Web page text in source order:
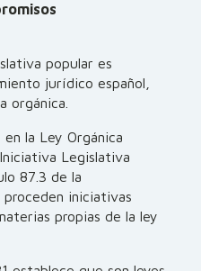
popular es
jurídico español,
orgánica.
la Ley Orgánica
Legislativa
87.3 de la
iniciativas
propias de la ley